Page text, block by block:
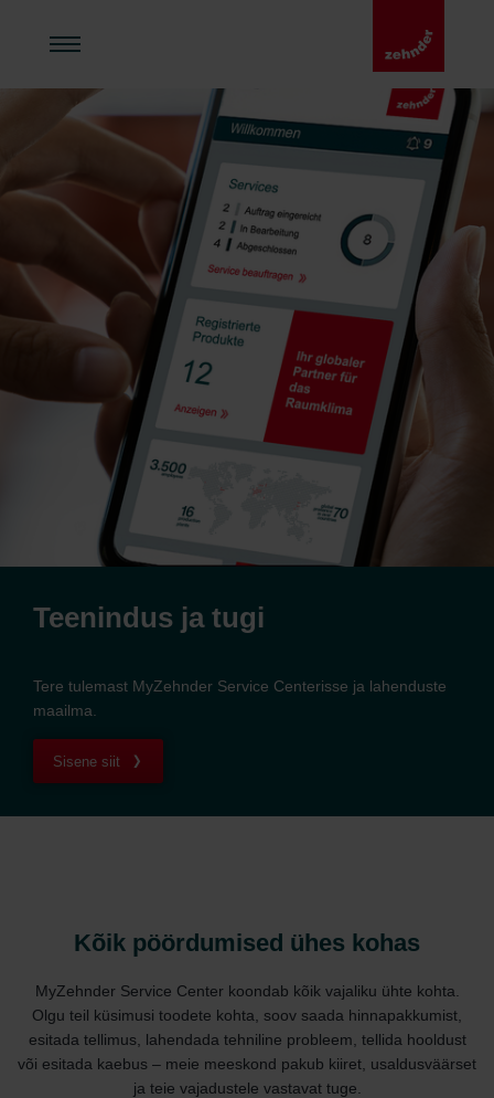
Teenindus ja tugi
Tere tulemast MyZehnder Service Centerisse ja lahenduste
maailma.
Sisene siit
Kõik pöördumised ühes kohas
MyZehnder Service Center koondab kõik vajaliku ühte kohta.
Olgu teil küsimusi toodete kohta, soov saada hinnapakkumist,
esitada tellimus, lahendada tehniline probleem, tellida hooldust
või esitada kaebus – meie meeskond pakub kiiret, usaldusväärset
ja teie vajadustele vastavat tuge.